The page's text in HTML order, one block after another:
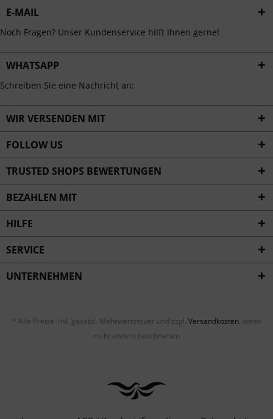
E-MAIL
Noch Fragen? Unser Kundenservice hilft Ihnen gerne!
WHATSAPP
Schreiben Sie eine Nachricht an:
WIR VERSENDEN MIT
FOLLOW US
TRUSTED SHOPS BEWERTUNGEN
BEZAHLEN MIT
HILFE
SERVICE
UNTERNEHMEN
* Alle Preise inkl. gesetzl. Mehrwertsteuer und zzgl. Versandkosten, wenn
nicht anders beschrieben
Service